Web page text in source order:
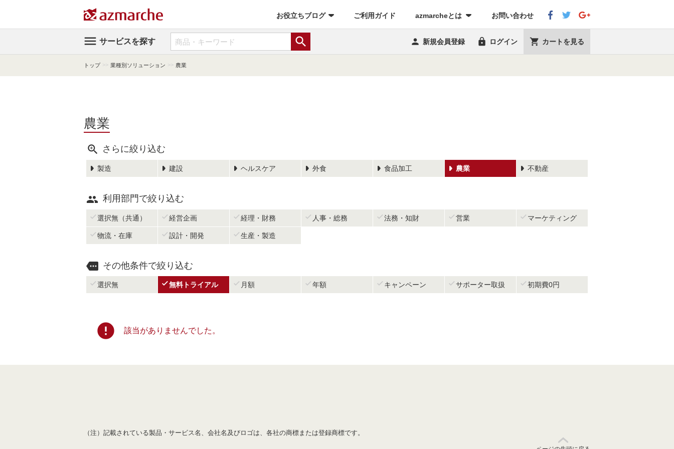
お役立ちブログ ご利用ガイド (current)azmarcheとは お問い合わせ
 サービスを探す   新規会員登録  ログイン  カートを見る
トップ >> 業種別ソリューション >> 農業
農業
 さらに絞り込む
製造 建設 ヘルスケア 外食 食品加工 農業 不動産
 利用部門で絞り込む
 選択無（共通）  経営企画  経理・財務  人事・総務  法務・知財  営業  マーケティング
 物流・在庫  設計・開発  生産・製造
 その他条件で絞り込む
 選択無 無料トライアル  月額  年額  キャンペーン  サポーター取扱  初期費0円
error 該当がありませんでした。
（注）記載されている製品・サービス名、会社名及びロゴは、各社の商標または登録商標です。